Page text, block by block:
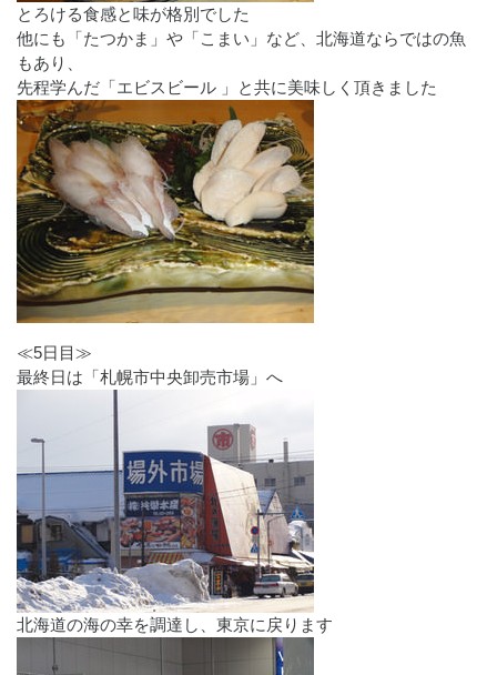
とろける食感と味が格別でした
他にも「たつかま」や「こまい」など、北海道ならではの魚
もあり、
先程学んだ「エビスビール 」と共に美味しく頂きました
≪5日目≫
最終日は「札幌市中央卸売市場」へ
北海道の海の幸を調達し、東京に戻ります